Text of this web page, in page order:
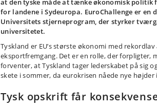
at den tyske måde at tænke økonomisk politik
for landene i Sydeuropa. EuroChallenge er en
Universitets stjerneprogram, der styrker
universitetet.
Tyskland er EU’s største økonomi med
eksportfremgang. Det er en rolle, der forpligter,
forventer, at Tyskland tager lederskabet på sig
skete i sommer, da eurokrisen nåede nye højder
Tysk opskrift får